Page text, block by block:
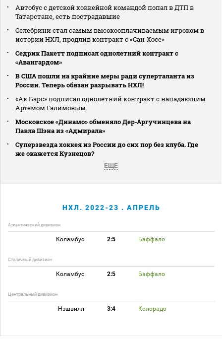
Автобус с детской хоккейной командой попал в ДТП в
Татарстане, есть пострадавшие
Селебрини стал самым высокооплачиваемым игроком в
истории НХЛ, продлив контракт с «Сан‑Хосе»
Седрик Пакетт подписал однолетний контракт с
«Авангардом»
В США пошли на крайние меры ради суперталанта из
России. Теперь обязан разрывать НХЛ!
«Ак Барс» подписал однолетний контракт с нападающим
Артемом Галимовым
Московское «Динамо» обменяло Дер‑Аргучинцева на
Павла Шэна из «Адмирала»
Суперзвезда хоккея из России до сих пор без клуба. Где
же окажется Кузнецов?
ЕЩЕ
НХЛ. 2022-23 . АПРЕЛЬ
Атлантический дивизион
Коламбус 2:5 Баффало
Столичный дивизион
Коламбус 2:5 Баффало
Центральный дивизион
Нэшвилл 3:4 Колорадо